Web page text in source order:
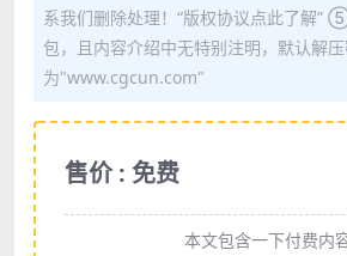
系我们删除处理！“版权协议点此了解”
包，且内容介绍中无特别注明，默认解
为"www.cgcun.com"
售价 : 免费
本文包含一下付费内